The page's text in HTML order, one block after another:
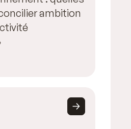
ambition